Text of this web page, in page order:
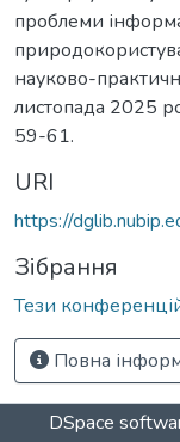
проблеми
науково-
листопада 2025
59-61.
URI
https://
Зібрання
Тези
Повна
DSpace